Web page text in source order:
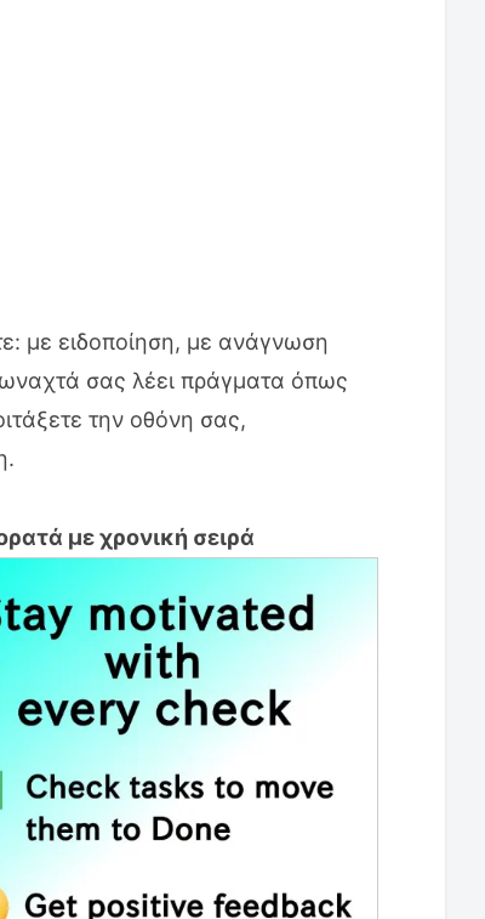
με ειδοποίηση, με ανάγνωση
σας λέει πράγματα όπως
την οθόνη σας,
με χρονική σειρά